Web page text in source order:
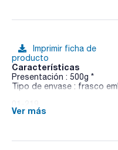
Imprimir ficha de
producto
Características
Presentación : 500g *
Tipo de envase : frasco
Medio sólido para el
Ver más